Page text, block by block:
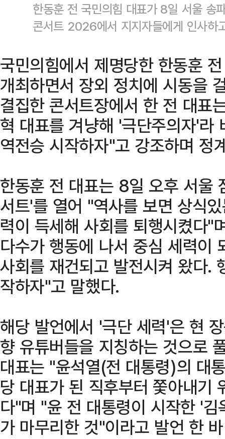
한동훈 전 국민의힘 대표가 8일 서울 송
콘서트 2026에서 지지자들에게 인사
국민의힘에서 제명당한 한동훈
개최하면서 장외 정치에 시동을
결집한 콘서트장에서 한 전 대표
혁 대표를 겨냥해 '극단주의자'라
역전승 시작하자"고 강조하며 정
한동훈 전 대표는 8일 오후 서울
서트'를 열어 "역사를 보면 상식
력이 득세해 사회를 퇴행시켰다"
다수가 행동에 나서 중심 세력이
사회를 재건되고 발전시켜 왔다.
작하자"고 말했다.
해당 발언에서 '극단 세력'은 현
향 유튜버들을 지칭하는 것으로
대표는 "윤석열(전 대통령)의 대
당 대표가 된 직후부터 쫓아내기
다"며 "윤 전 대통령이 시작한 '
가 마무리한 것"이라고 발언 한